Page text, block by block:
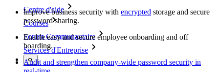
Centre d'aide
Courses
Forum Communautaire
Services d'Entreprise
Improve business security with encrypted storage and secure
password sharing.
Enable easy and secure employee onboarding and off
boarding.
Audit and strengthen company-wide password security in